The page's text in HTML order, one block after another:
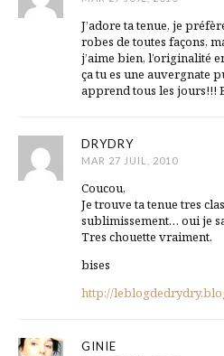
J’adore ta tenue, je
robes de toutes façons,
j’aime bien, l’originalité
ça tu es une auvergnate
apprend tous les jours!!!
DRYDRY
MAR 27 JUIL, 2010
Coucou,
Je trouve ta tenue tres
sublimissement… oui je
Tres chouette vraiment.
bises
http://
GINIE